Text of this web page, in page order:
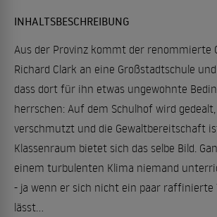
INHALTSBESCHREIBUNG
Aus der Provinz kommt der renommierte
Richard Clark an eine Großstadtschule
dass dort für ihn etwas ungewohnte
herrschen: Auf dem Schulhof wird
verschmutzt und die Gewaltbereitschaft
Klassenraum bietet sich das selbe Bild.
einem turbulenten Klima niemand
- ja wenn er sich nicht ein paar raffinierte
lässt...